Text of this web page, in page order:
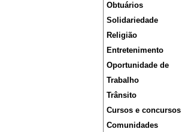
Obtuários
Solidariedade
Religião
Entretenimento
Oportunidade de
Trabalho
Trânsito
Cursos e concursos
Comunidades